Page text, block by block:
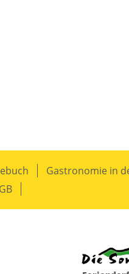
Gastronomie in